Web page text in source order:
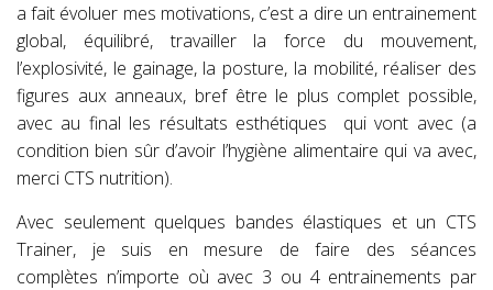
a fait évoluer mes motivations, c’est a dire un entrainement
global, équilibré, travailler la force du mouvement,
l’explosivité, le gainage, la posture, la mobilité, réaliser des
figures aux anneaux, bref être le plus complet possible,
avec au final les résultats esthétiques qui vont avec (a
condition bien sûr d’avoir l’hygiène alimentaire qui va avec,
merci CTS nutrition).
Avec seulement quelques bandes élastiques et un CTS
Trainer, je suis en mesure de faire des séances
complètes n’importe où avec 3 ou 4 entrainements par